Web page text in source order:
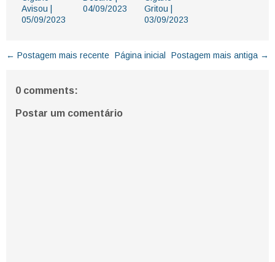
Avisou |
05/09/2023
04/09/2023
Gritou |
03/09/2023
← Postagem mais recente Postagem mais antiga →
Página inicial
0 comments:
Postar um comentário